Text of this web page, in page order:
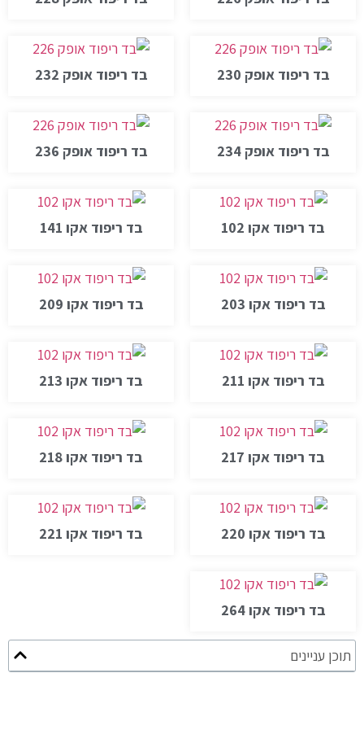
בד ריפוד אופק 230 בד ריפוד אופק 232
בד ריפוד אופק 234 בד ריפוד אופק 236
בד ריפוד אקו 102 בד ריפוד אקו 141
בד ריפוד אקו 203 בד ריפוד אקו 209
בד ריפוד אקו 211 בד ריפוד אקו 213
בד ריפוד אקו 217 בד ריפוד אקו 218
בד ריפוד אקו 220 בד ריפוד אקו 221
בד ריפוד אקו 264
תוכן עניינים